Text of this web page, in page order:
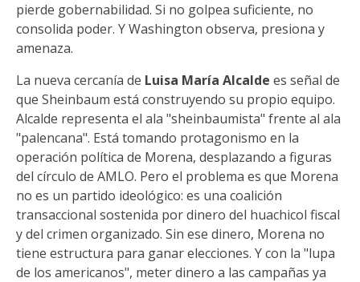
pierde gobernabilidad. Si no golpea suficiente, no
consolida poder. Y Washington observa, presiona y
amenaza.
La nueva cercanía de Luisa María Alcalde es señal de
que Sheinbaum está construyendo su propio equipo.
Alcalde representa el ala "sheinbaumista" frente al ala
"palencana". Está tomando protagonismo en la
operación política de Morena, desplazando a figuras
del círculo de AMLO. Pero el problema es que Morena
no es un partido ideológico: es una coalición
transaccional sostenida por dinero del huachicol fiscal
y del crimen organizado. Sin ese dinero, Morena no
tiene estructura para ganar elecciones. Y con la "lupa
de los americanos", meter dinero a las campañas ya